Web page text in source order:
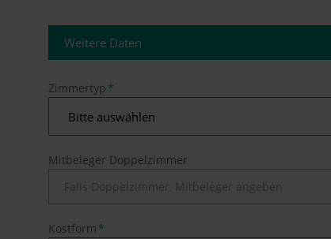
Weitere Daten
Pflichtfeld
Zimmertyp *
Mitbeleger Doppelzimmer
Pflichtfeld
Kostform *